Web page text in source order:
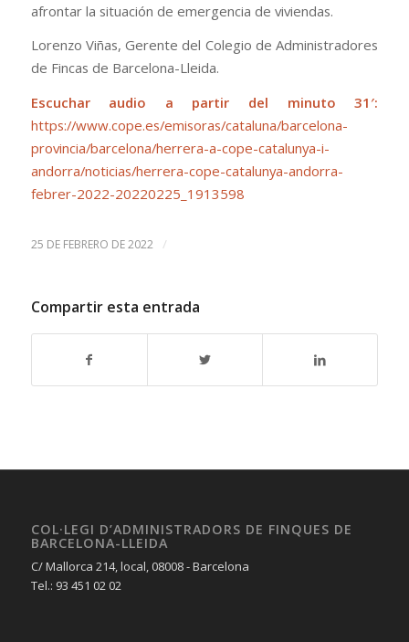
afrontar la situación de emergencia de viviendas.
Lorenzo Viñas, Gerente del Colegio de Administradores
de Fincas de Barcelona-Lleida.
Escuchar audio a partir del minuto 31′:
https://www.cope.es/emisoras/cataluna/barcelona-
provincia/barcelona/herrera-a-cope-catalunya-i-
andorra/noticias/herrera-cope-catalunya-andorra-
febrer-2022-20220225_1913598
25 DE FEBRERO DE 2022 /
Compartir esta entrada
COL·LEGI D’ADMINISTRADORS DE FINQUES DE
BARCELONA-LLEIDA
C/ Mallorca 214, local, 08008 - Barcelona
Tel.: 93 451 02 02